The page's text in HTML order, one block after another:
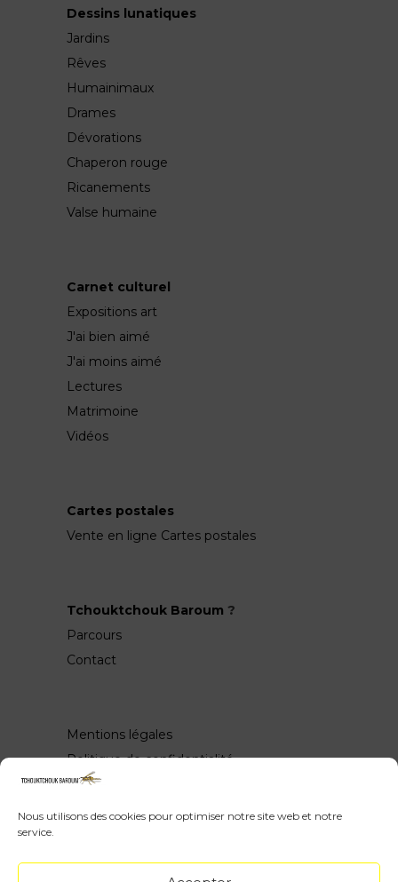
Nous utilisons des cookies pour optimiser notre site web et notre
service.
Dessins lunatiques
Jardins
Rêves
Humainimaux
Drames
Dévorations
Chaperon rouge
Ricanements
Valse humaine
Carnet culturel
Expositions art
J'ai bien aimé
J'ai moins aimé
Lectures
Matrimoine
Vidéos
Cartes postales
Vente en ligne Cartes postales
Tchouktchouk Baroum ?
Parcours
Contact
Mentions légales
Politique de confidentialité
Wow, vous avez scrollé jusquen bas ♥